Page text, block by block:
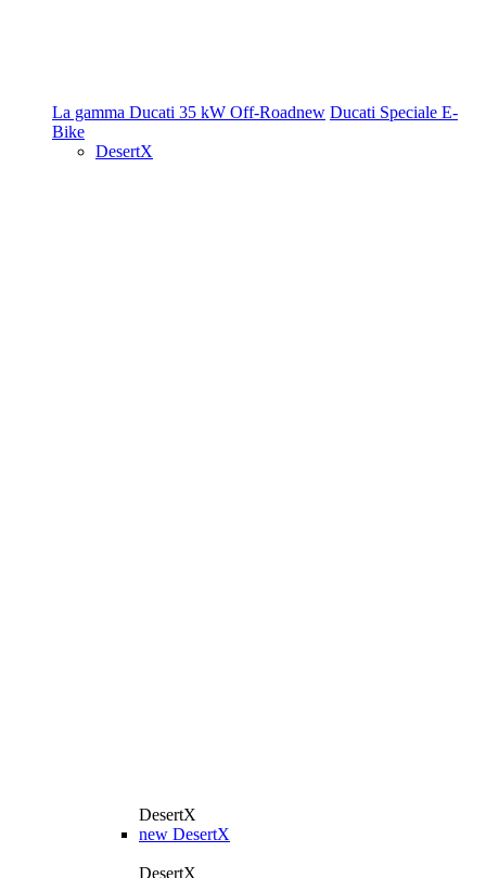
La gamma Ducati 35 kW Off-Roadnew Ducati Speciale E-
Bike
DesertX
DesertX
new DesertX
DesertX